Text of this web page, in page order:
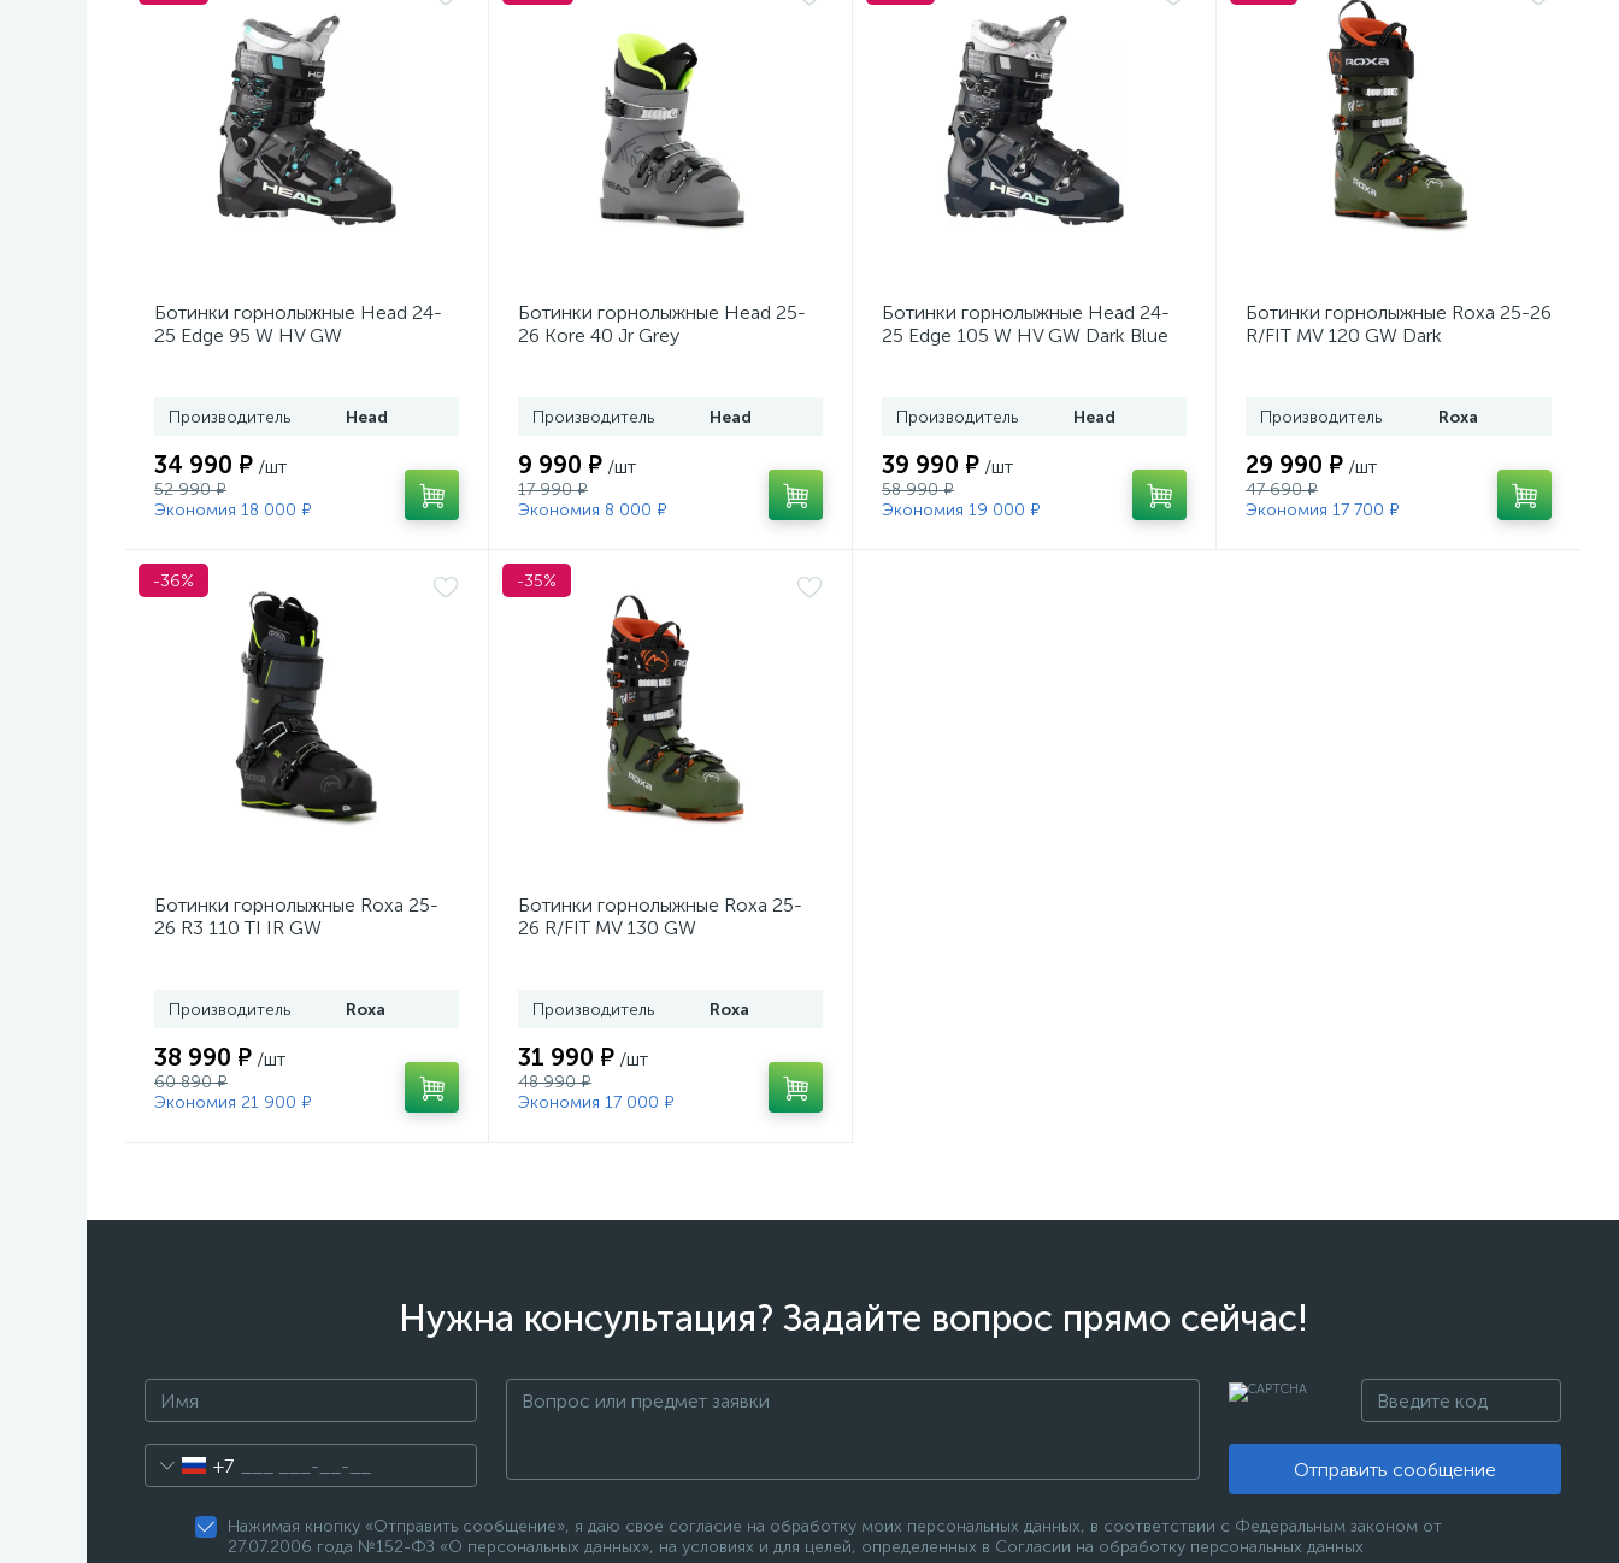
Ботинки горнолыжные Head 24-
25 Edge 95 W HV GW
Производитель Head
34 990 ₽ /шт
52 990 ₽
Экономия 18 000 ₽
Ботинки горнолыжные Head 25-
26 Kore 40 Jr Grey
Производитель Head
9 990 ₽ /шт
17 990 ₽
Экономия 8 000 ₽
Ботинки горнолыжные Head 24-
25 Edge 105 W HV GW Dark Blue
Производитель Head
39 990 ₽ /шт
58 990 ₽
Экономия 19 000 ₽
Ботинки горнолыжные Roxa 25-26
R/FIT MV 120 GW Dark
Производитель Roxa
29 990 ₽ /шт
47 690 ₽
Экономия 17 700 ₽
-36%
Ботинки горнолыжные Roxa 25-
26 R3 110 TI IR GW
Производитель Roxa
38 990 ₽ /шт
60 890 ₽
Экономия 21 900 ₽
-35%
Ботинки горнолыжные Roxa 25-
26 R/FIT MV 130 GW
Производитель Roxa
31 990 ₽ /шт
48 990 ₽
Экономия 17 000 ₽
Нужна консультация? Задайте вопрос прямо сейчас!
+7 Отправить сообщение
Нажимая кнопку «Отправить сообщение», я даю свое согласие на обработку моих персональных данных, в соответствии с Федеральным законом от
27.07.2006 года №152-ФЗ «О персональных данных», на условиях и для целей, определенных в Согласии на обработку персональных данных